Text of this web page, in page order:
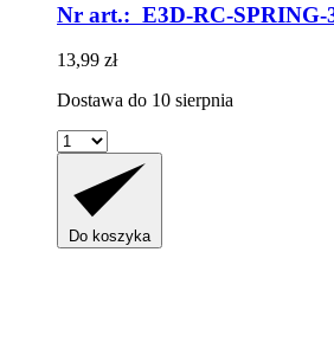
Nr art.: E3D-RC-SPRING-
13,99 zł
Dostawa do 10 sierpnia
Do koszyka